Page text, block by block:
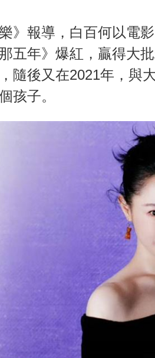
》報導，白百何以電
那五年》爆紅，贏得大
隨後又在2021年，與
孩子。